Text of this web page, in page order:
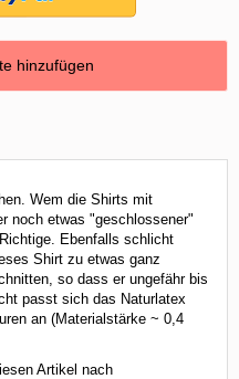
hinzufügen
Wem die Shirts mit
noch etwas "geschlossener"
Ebenfalls schlicht
Shirt zu etwas ganz
so dass er ungefähr bis
passt sich das Naturlatex
an (Materialstärke ~ 0,4
Artikel nach